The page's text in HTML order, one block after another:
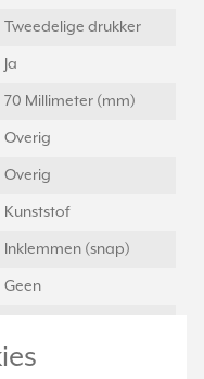
Tweedelige drukker
Ja
70 Millimeter (mm)
Overig
Overig
Kunststof
Inklemmen (snap)
Geen
9005